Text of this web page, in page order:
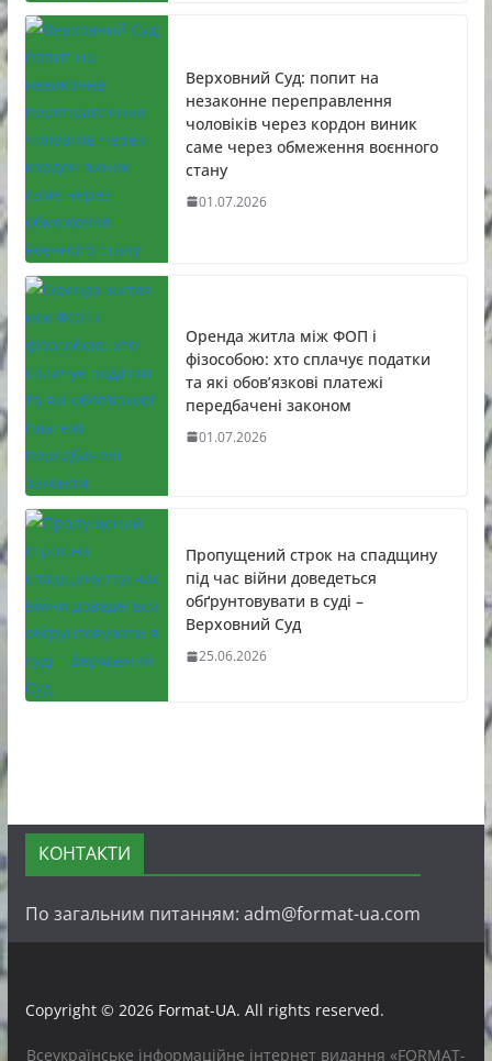
Верховний Суд: попит на
незаконне переправлення
чоловіків через кордон виник
саме через обмеження воєнного
стану
01.07.2026
Оренда житла між ФОП і
фізособою: хто сплачує податки
та які обов’язкові платежі
передбачені законом
01.07.2026
Пропущений строк на спадщину
під час війни доведеться
обґрунтовувати в суді –
Верховний Суд
25.06.2026
КОНТАКТИ
По загальним питанням: adm@format-ua.com
Copyright © 2026 Format-UA. All rights reserved.
Всеукраїнське інформаційне інтернет видання «FORMAT-